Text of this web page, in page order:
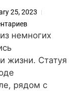
Украинка создала лучший логотип для коронации Чарльза IIІ
25, 2023
немногих
жизни. Статуя
рядом с